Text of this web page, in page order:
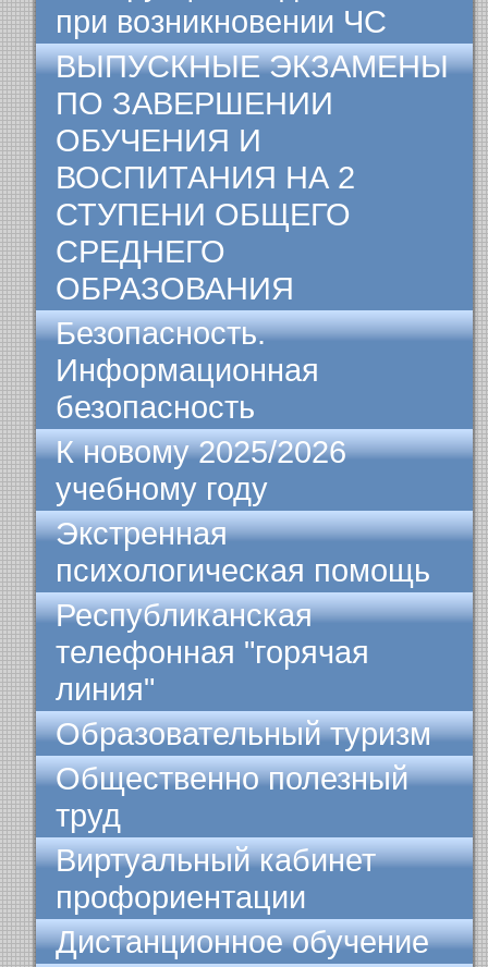
при возникновении ЧС
ВЫПУСКНЫЕ ЭКЗАМЕНЫ
ПО ЗАВЕРШЕНИИ
ОБУЧЕНИЯ И
ВОСПИТАНИЯ НА 2
СТУПЕНИ ОБЩЕГО
СРЕДНЕГО
ОБРАЗОВАНИЯ
Безопасность.
Информационная
безопасность
К новому 2025/2026
учебному году
Экстренная
психологическая помощь
Республиканская
телефонная "горячая
линия"
Образовательный туризм
Общественно полезный
труд
Виртуальный кабинет
профориентации
Дистанционное обучение